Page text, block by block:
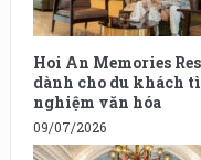
Hoi An Memories
dành cho du khách
nghiệm văn hóa
09/07/2026